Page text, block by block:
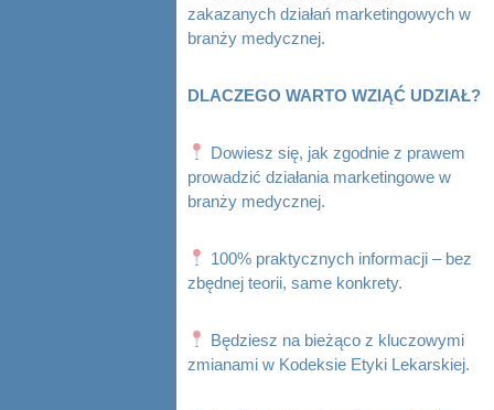
zakazanych działań marketingowych w
branży medycznej.
DLACZEGO WARTO WZIĄĆ UDZIAŁ?
Dowiesz się, jak zgodnie z prawem
prowadzić działania marketingowe w
branży medycznej.
100% praktycznych informacji – bez
zbędnej teorii, same konkrety.
Będziesz na bieżąco z kluczowymi
zmianami w Kodeksie Etyki Lekarskiej.